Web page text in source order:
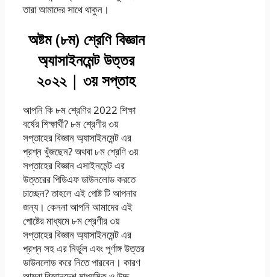
তারা আমাদের সাথে থাকুন।
অষ্টম (৮ম) শ্রেণি বিজ্ঞান
অ্যাসাইনমেন্ট উত্তর
২০২২ | ৩য় সপ্তাহ
আপনি কি ৮ম শ্রেণির 2022 শিক্ষা
বর্ষের শিক্ষার্থী? ৮ম শ্রেণীর ৩য়
সপ্তাহের বিজ্ঞান অ্যাসাইনমেন্ট এর
প্রশ্ন খুঁজছেন? অথবা ৮ম শ্রেণি ৩য়
সপ্তাহের বিজ্ঞান এসাইনমেন্ট এর
উত্তরের পিডিএফ ডাউনলোড করতে
চাচ্ছেন? তাহলে এই পোষ্ট টি আপনার
জন্য। কেননা আপনি আমাদের এই
পোষ্টের মাধ্যমে ৮ম শ্রেণীর ৩য়
সপ্তাহের বিজ্ঞান অ্যাসাইনমেন্ট এর
প্রশ্ন সহ এর নির্ভুল এবং পূর্ণাঙ্গ উত্তর
ডাউনলোড করে নিতে পারবেন। কারণ